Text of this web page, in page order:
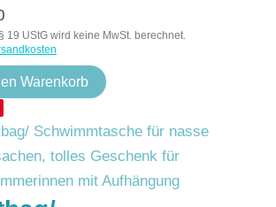
19 UStG wird keine MwSt. berechnet.
Warenkorb